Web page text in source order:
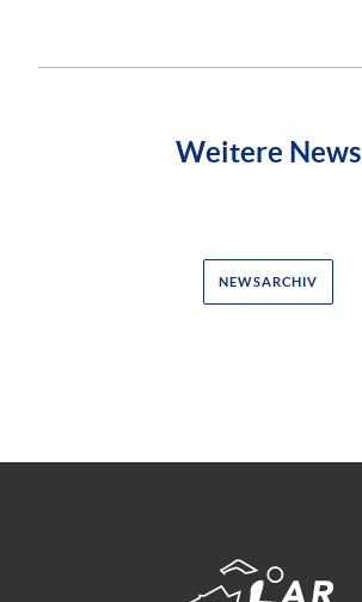
Weitere News
NEWSARCHIV